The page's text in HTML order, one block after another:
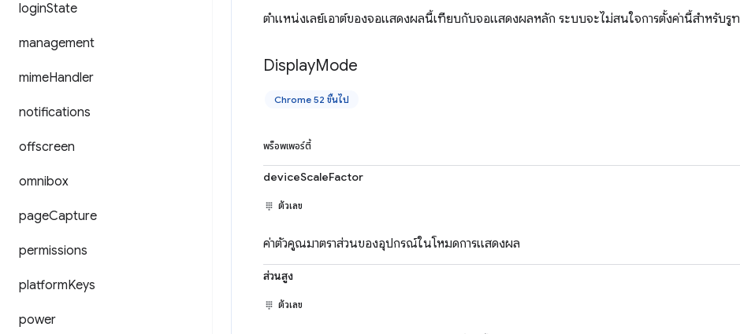
loginState
management
mimeHandler
notifications
offscreen
omnibox
pageCapture
permissions
platformKeys
power
ตำแหน่งเลย์เอาต์ของจอแสดงผลนี้เทียบกับจอแสดงผลหลัก ระบบจะไม่สนใจการตั้งค่านี้สำหรับรูท
DisplayMode
Chrome 52 ขึ้นไป
พร็อพเพอร์ตี้
deviceScaleFactor
ตัวเลข
ค่าตัวคูณมาตราส่วนของอุปกรณ์ในโหมดการแสดงผล
ส่วนสูง
ตัวเลข